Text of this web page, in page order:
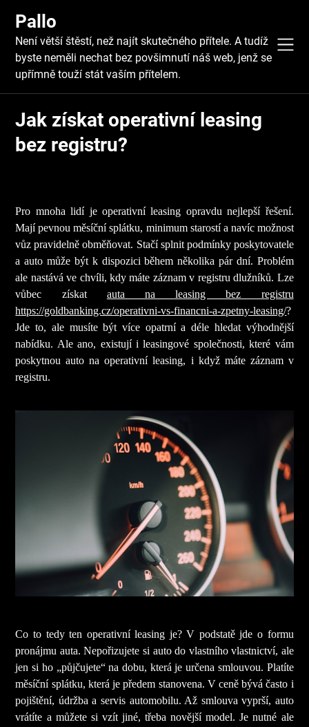
content
Pallo
Není větší štěstí, než najít skutečného přítele. A tudíž
byste neměli nechat bez povšimnutí náš web, jenž se
upřímně touží stát vaším přítelem.
Jak získat operativní leasing
bez registru?
Pro mnoha lidí je operativní leasing opravdu nejlepší řešení.
Mají pevnou měsíční splátku, minimum starostí a navíc možnost
vůz pravidelně obměňovat. Stačí splnit podmínky poskytovatele
a auto může být k dispozici během několika pár dní. Problém
ale nastává ve chvíli, kdy máte záznam v registru dlužníků. Lze
vůbec získat auta na leasing bez registru
https://goldbanking.cz/operativni-vs-financni-a-zpetny-leasing/?
Jde to, ale musíte být více opatrní a déle hledat výhodnější
nabídku. Ale ano, existují i leasingové společnosti, které vám
poskytnou auto na operativní leasing, i když máte záznam v
registru.
Co to tedy ten operativní leasing je? V podstatě jde o formu
pronájmu auta. Nepořizujete si auto do vlastního vlastnictví, ale
jen si ho „půjčujete“ na dobu, která je určena smlouvou. Platíte
měsíční splátku, která je předem stanovena. V ceně bývá často i
pojištění, údržba a servis automobilu. Až smlouva vyprší, auto
vrátíte a můžete si vzít jiné, třeba novější model.Je nutné ale